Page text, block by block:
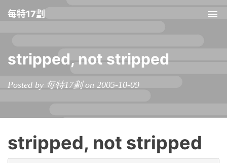
每特17劃
stripped, not stripped
Posted by 每特17劃 on 2005-10-09
stripped, not stripped